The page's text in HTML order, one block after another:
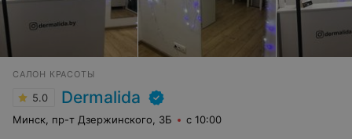
САЛОН КРАСОТЫ
5.0 Dermalida
Минск, пр-т Дзержинского, 3Б с 10:00